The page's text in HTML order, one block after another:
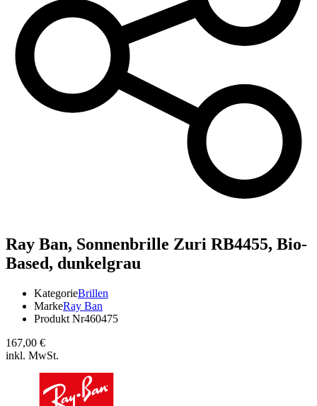
Ray Ban, Sonnenbrille Zuri RB4455, Bio-
Based, dunkelgrau
KategorieBrillen
MarkeRay Ban
Produkt Nr460475
167,00 €
inkl. MwSt.